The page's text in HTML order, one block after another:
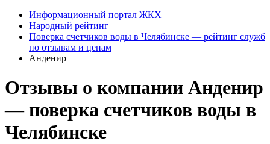
Информационный портал ЖКХ
Народный рейтинг
Поверка счетчиков воды в Челябинске — рейтинг служб
по отзывам и ценам
Анденир
Отзывы о компании Анденир
— поверка счетчиков воды в
Челябинске